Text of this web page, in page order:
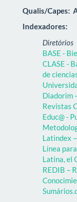
Qualis/Capes:
Indexadores:
Diretórios
BASE -
CLASE -
de
Diadorim
Revistas
Educ@ -
Latindex
Línea
Latina, el
REDIB –